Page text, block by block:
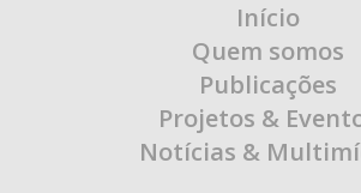
Início
Quem somos
Publicações
Projetos &
Notícias &